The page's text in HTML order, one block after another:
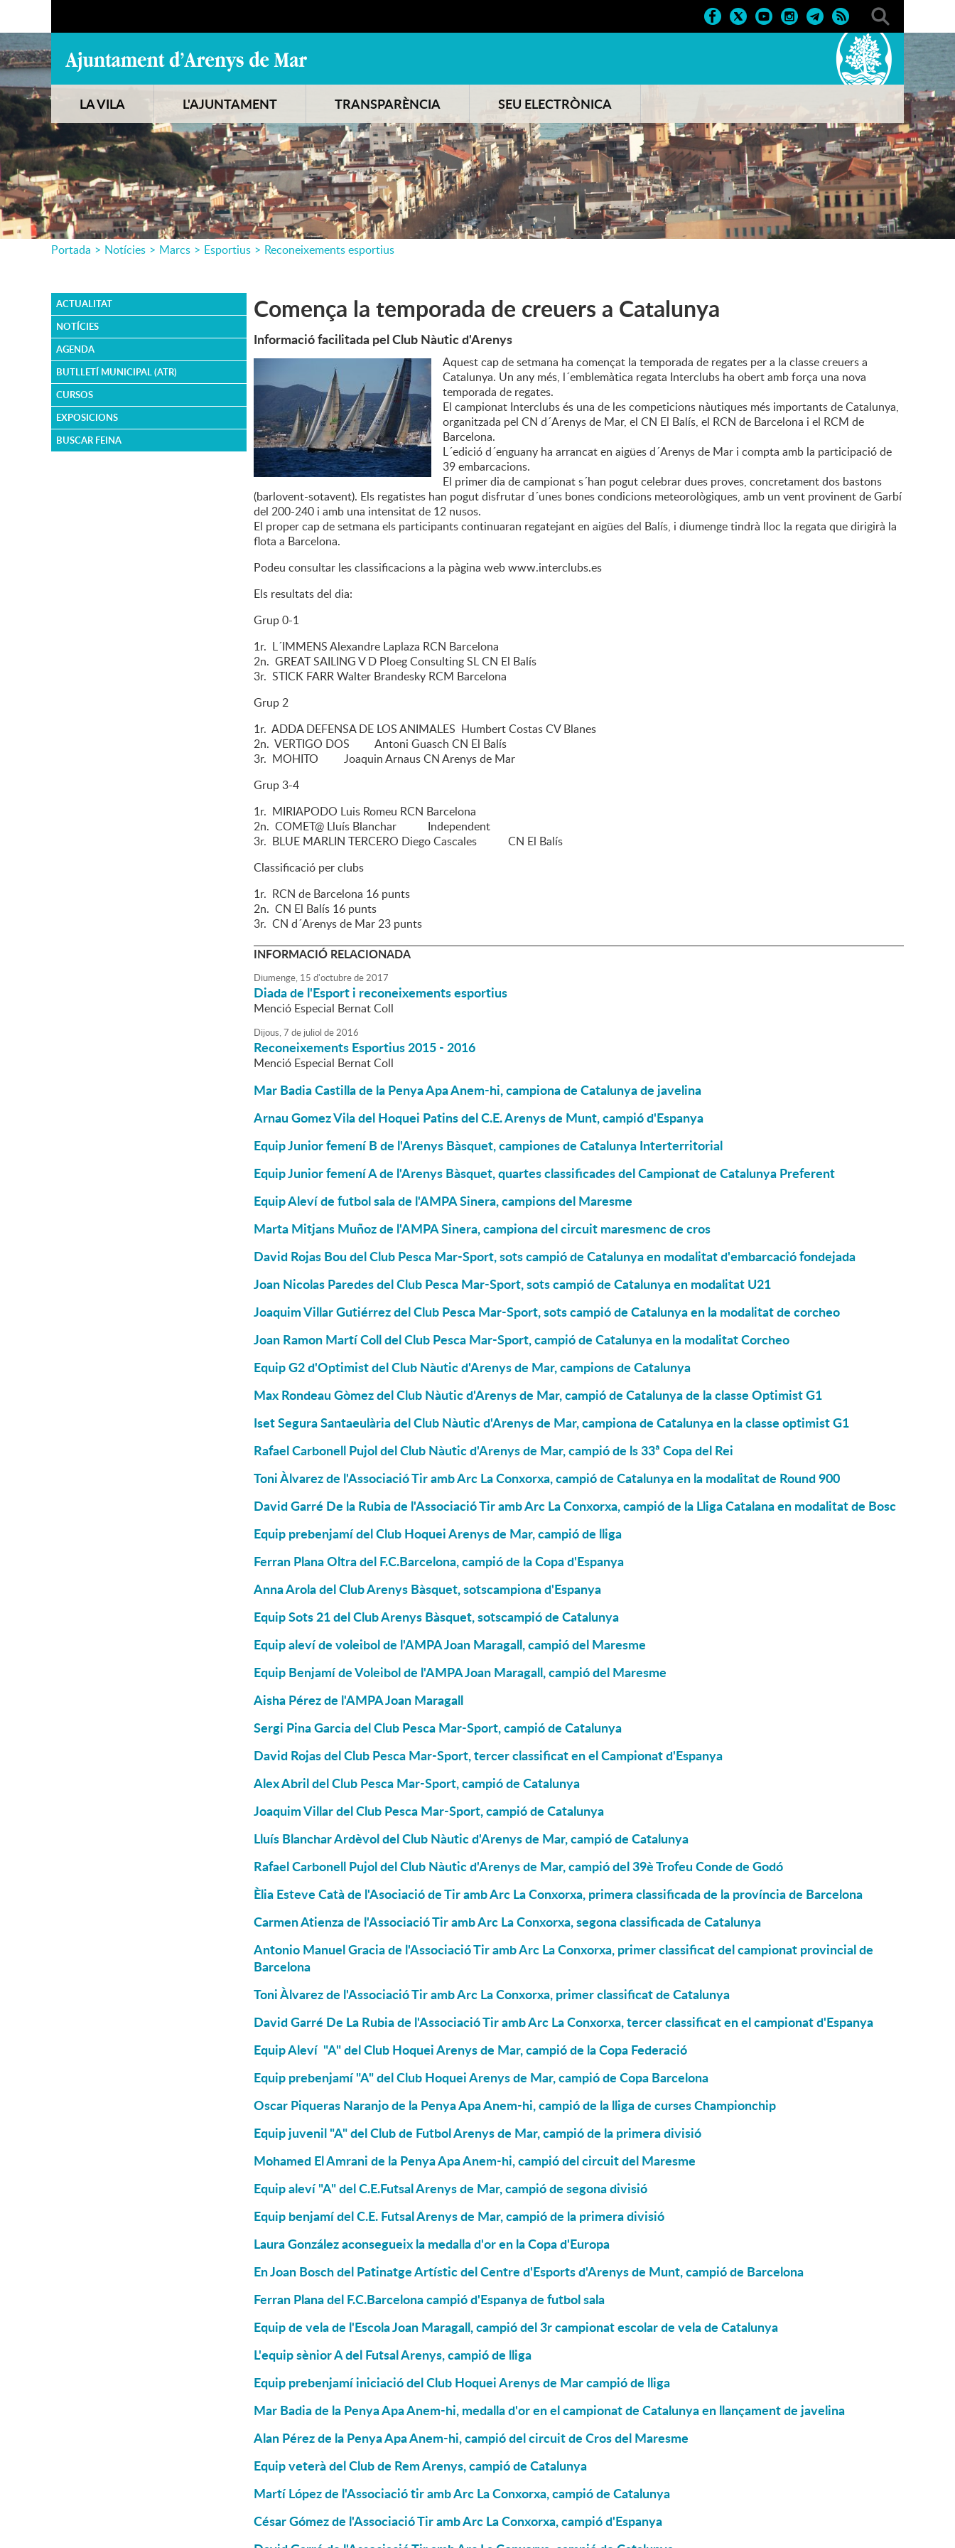
LA VILA L'AJUNTAMENT TRANSPARÈNCIA SEU ELECTRÒNICA
Portada > Notícies > Marcs > Esportius > Reconeixements esportius
ACTUALITAT
NOTÍCIES
AGENDA
BUTLLETÍ MUNICIPAL (ATR)
CURSOS
EXPOSICIONS
BUSCAR FEINA
Comença la temporada de creuers a Catalunya
Informació facilitada pel Club Nàutic d'Arenys
Aquest cap de setmana ha començat la temporada de regates per a la classe creuers a
Catalunya. Un any més, l´emblemàtica regata Interclubs ha obert amb força una nova
temporada de regates.
El campionat Interclubs és una de les competicions nàutiques més importants de Catalunya,
organitzada pel CN d´Arenys de Mar, el CN El Balís, el RCN de Barcelona i el RCM de
Barcelona.
L´edició d´enguany ha arrancat en aigües d´Arenys de Mar i compta amb la participació de
39 embarcacions.
El primer dia de campionat s´han pogut celebrar dues proves, concretament dos bastons
(barlovent-sotavent). Els regatistes han pogut disfrutar d´unes bones condicions meteorològiques, amb un vent provinent de Garbí
del 200-240 i amb una intensitat de 12 nusos.
El proper cap de setmana els participants continuaran regatejant en aigües del Balís, i diumenge tindrà lloc la regata que dirigirà la
flota a Barcelona.
Podeu consultar les classificacions a la pàgina web www.interclubs.es
Els resultats del dia:
Grup 0-1
1r. L´IMMENS Alexandre Laplaza RCN Barcelona
2n. GREAT SAILING V D Ploeg Consulting SL CN El Balís
3r. STICK FARR Walter Brandesky RCM Barcelona
Grup 2
1r. ADDA DEFENSA DE LOS ANIMALES Humbert Costas CV Blanes
2n. VERTIGO DOS Antoni Guasch CN El Balís
3r. MOHITO Joaquin Arnaus CN Arenys de Mar
Grup 3-4
1r. MIRIAPODO Luis Romeu RCN Barcelona
2n. COMET@ Lluís Blanchar Independent
3r. BLUE MARLIN TERCERO Diego Cascales CN El Balís
Classificació per clubs
1r. RCN de Barcelona 16 punts
2n. CN El Balís 16 punts
3r. CN d´Arenys de Mar 23 punts
INFORMACIÓ RELACIONADA
Diumenge, 15 d'octubrede2017
Diada de l'Esport i reconeixements esportius
Menció Especial Bernat Coll
Dijous,7 de juliol de2016
Reconeixements Esportius 2015 - 2016
Menció Especial Bernat Coll
Mar Badia Castilla de la Penya Apa Anem-hi, campiona de Catalunya de javelina
Arnau Gomez Vila del Hoquei Patins del C.E. Arenys de Munt, campió d'Espanya
Equip Junior femení B de l'Arenys Bàsquet, campiones de Catalunya Interterritorial
Equip Junior femení A de l'Arenys Bàsquet, quartes classificades del Campionat de Catalunya Preferent
Equip Aleví de futbol sala de l'AMPA Sinera, campions del Maresme
Marta Mitjans Muñoz de l'AMPA Sinera, campiona del circuit maresmenc de cros
David Rojas Bou del Club Pesca Mar-Sport, sots campió de Catalunya en modalitat d'embarcació fondejada
Joan Nicolas Paredes del Club Pesca Mar-Sport, sots campió de Catalunya en modalitat U21
Joaquim Villar Gutiérrez del Club Pesca Mar-Sport, sots campió de Catalunya en la modalitat de corcheo
Joan Ramon Martí Coll del Club Pesca Mar-Sport, campió de Catalunya en la modalitat Corcheo
Equip G2 d'Optimist del Club Nàutic d'Arenys de Mar, campions de Catalunya
Max Rondeau Gòmez del Club Nàutic d'Arenys de Mar, campió de Catalunya de la classe Optimist G1
Iset Segura Santaeulària del Club Nàutic d'Arenys de Mar, campiona de Catalunya en la classe optimist G1
Rafael Carbonell Pujol del Club Nàutic d'Arenys de Mar, campió de ls 33ª Copa del Rei
Toni Àlvarez de l'Associació Tir amb Arc La Conxorxa, campió de Catalunya en la modalitat de Round 900
David Garré De la Rubia de l'Associació Tir amb Arc La Conxorxa, campió de la Lliga Catalana en modalitat de Bosc
Equip prebenjamí del Club Hoquei Arenys de Mar, campió de lliga
Ferran Plana Oltra del F.C.Barcelona, campió de la Copa d'Espanya
Anna Arola del Club Arenys Bàsquet, sotscampiona d'Espanya
Equip Sots 21 del Club Arenys Bàsquet, sotscampió de Catalunya
Equip aleví de voleibol de l'AMPA Joan Maragall, campió del Maresme
Equip Benjamí de Voleibol de l'AMPA Joan Maragall, campió del Maresme
Aisha Pérez de l'AMPA Joan Maragall
Sergi Pina Garcia del Club Pesca Mar-Sport, campió de Catalunya
David Rojas del Club Pesca Mar-Sport, tercer classificat en el Campionat d'Espanya
Alex Abril del Club Pesca Mar-Sport, campió de Catalunya
Joaquim Villar del Club Pesca Mar-Sport, campió de Catalunya
Lluís Blanchar Ardèvol del Club Nàutic d'Arenys de Mar, campió de Catalunya
Rafael Carbonell Pujol del Club Nàutic d'Arenys de Mar, campió del 39è Trofeu Conde de Godó
Èlia Esteve Catà de l'Asociació de Tir amb Arc La Conxorxa, primera classificada de la província de Barcelona
Carmen Atienza de l'Associació Tir amb Arc La Conxorxa, segona classificada de Catalunya
Antonio Manuel Gracia de l'Associació Tir amb Arc La Conxorxa, primer classificat del campionat provincial de
Barcelona
Toni Àlvarez de l'Associació Tir amb Arc La Conxorxa, primer classificat de Catalunya
David Garré De La Rubia de l'Associació Tir amb Arc La Conxorxa, tercer classificat en el campionat d'Espanya
Equip Aleví "A" del Club Hoquei Arenys de Mar, campió de la Copa Federació
Equip prebenjamí "A" del Club Hoquei Arenys de Mar, campió de Copa Barcelona
Oscar Piqueras Naranjo de la Penya Apa Anem-hi, campió de la lliga de curses Championchip
Equip juvenil "A" del Club de Futbol Arenys de Mar, campió de la primera divisió
Mohamed El Amrani de la Penya Apa Anem-hi, campió del circuit del Maresme
Equip aleví "A" del C.E.Futsal Arenys de Mar, campió de segona divisió
Equip benjamí del C.E. Futsal Arenys de Mar, campió de la primera divisió
Laura González aconsegueix la medalla d'or en la Copa d'Europa
En Joan Bosch del Patinatge Artístic del Centre d'Esports d'Arenys de Munt, campió de Barcelona
Ferran Plana del F.C.Barcelona campió d'Espanya de futbol sala
Equip de vela de l'Escola Joan Maragall, campió del 3r campionat escolar de vela de Catalunya
L'equip sènior A del Futsal Arenys, campió de lliga
Equip prebenjamí iniciació del Club Hoquei Arenys de Mar campió de lliga
Mar Badia de la Penya Apa Anem-hi, medalla d'or en el campionat de Catalunya en llançament de javelina
Alan Pérez de la Penya Apa Anem-hi, campió del circuit de Cros del Maresme
Equip veterà del Club de Rem Arenys, campió de Catalunya
Martí López de l'Associació tir amb Arc La Conxorxa, campió de Catalunya
César Gómez de l'Associació Tir amb Arc La Conxorxa, campió d'Espanya